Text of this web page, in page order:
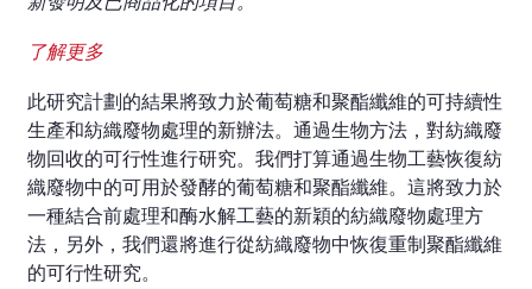
了解更多
此研究計劃的結果將致力於葡萄糖和聚酯纖維的可持續性
生產和紡織廢物處理的新辦法。通過生物方法，對紡織廢
物回收的可行性進行研究。我們打算通過生物工藝恢復紡
織廢物中的可用於發酵的葡萄糖和聚酯纖維。這將致力於
一種結合前處理和酶水解工藝的新穎的紡織廢物處理方
法，另外，我們還將進行從紡織廢物中恢復重制聚酯纖維
的可行性研究。